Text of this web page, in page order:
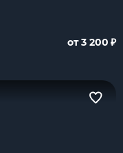
от 3 200 ₽